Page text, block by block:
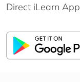
Direct iLearn App